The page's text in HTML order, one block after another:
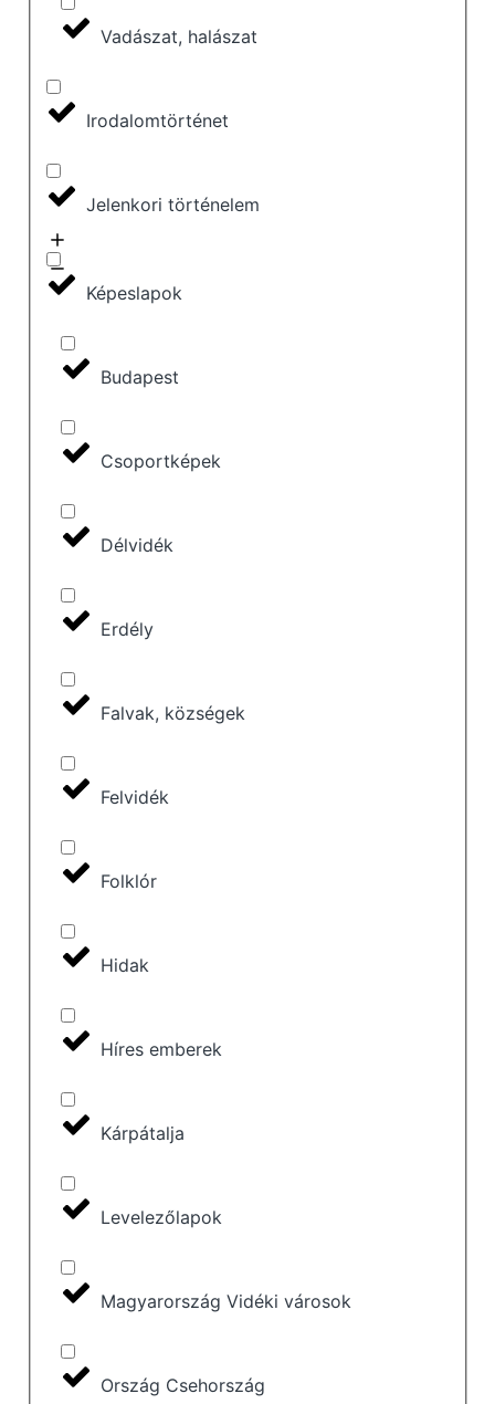
Vadászat, halászat
Irodalomtörténet
Jelenkori történelem
Képeslapok
Budapest
Csoportképek
Délvidék
Erdély
Falvak, községek
Felvidék
Folklór
Hidak
Híres emberek
Kárpátalja
Levelezőlapok
Magyarország Vidéki városok
Ország Csehország